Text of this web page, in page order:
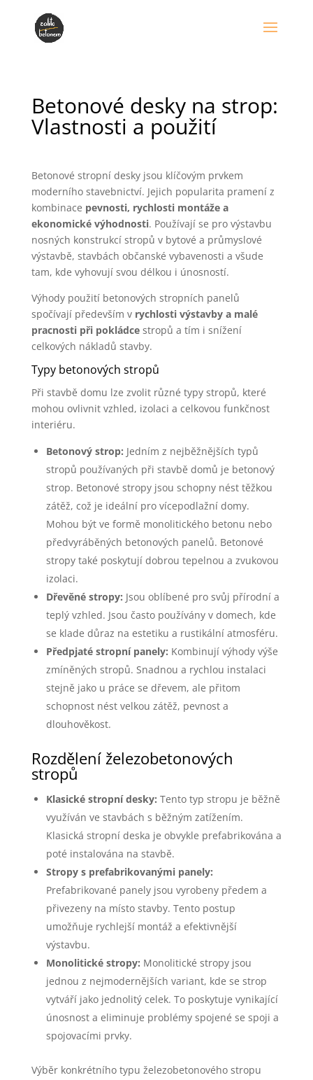
Betonové desky na strop:
Vlastnosti a použití
Betonové stropní desky jsou klíčovým prvkem
moderního stavebnictví. Jejich popularita pramení z
kombinace pevnosti, rychlosti montáže a
ekonomické výhodnosti. Používají se pro výstavbu
nosných konstrukcí stropů v bytové a průmyslové
výstavbě, stavbách občanské vybavenosti a všude
tam, kde vyhovují svou délkou i únosností.
Výhody použití betonových stropních panelů
spočívají především v rychlosti výstavby a malé
pracnosti při pokládcestropů a tím i snížení
celkových nákladů stavby.
Typy betonových stropů
Při stavbě domu lze zvolit různé typy stropů, které
mohou ovlivnit vzhled, izolaci a celkovou funkčnost
interiéru.
Betonový strop: Jedním z nejběžnějších typů
stropů používaných při stavbě domů je betonový
strop. Betonové stropy jsou schopny nést těžkou
zátěž, což je ideální pro vícepodlažní domy.
Mohou být ve formě monolitického betonu nebo
předvyráběných betonových panelů. Betonové
stropy také poskytují dobrou tepelnou a zvukovou
izolaci.
Dřevěné stropy: Jsou oblíbené pro svůj přírodní a
teplý vzhled. Jsou často používány v domech, kde
se klade důraz na estetiku a rustikální atmosféru.
Předpjaté stropní panely: Kombinují výhody výše
zmíněných stropů. Snadnou a rychlou instalaci
stejně jako u práce se dřevem, ale přitom
schopnost nést velkou zátěž, pevnost a
dlouhověkost.
Rozdělení železobetonových
stropů
Klasické stropní desky: Tento typ stropu je běžně
využíván ve stavbách s běžným zatížením.
Klasická stropní deska je obvykle prefabrikována a
poté instalována na stavbě.
Stropy s prefabrikovanými panely:
Prefabrikované panely jsou vyrobeny předem a
přivezeny na místo stavby. Tento postup
umožňuje rychlejší montáž a efektivnější
výstavbu.
Monolitické stropy: Monolitické stropy jsou
jednou z nejmodernějších variant, kde se strop
vytváří jako jednolitý celek. To poskytuje vynikající
únosnost a eliminuje problémy spojené se spoji a
spojovacími prvky.
Výběr konkrétního typu železobetonového stropu